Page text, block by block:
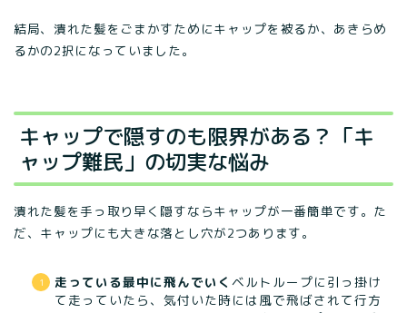
結局、潰れた髪をごまかすためにキャップを被るか、あきらめ
るかの2択になっていました。
キャップで隠すのも限界がある？「キ
ャップ難民」の切実な悩み
潰れた髪を手っ取り早く隠すならキャップが一番簡単です。た
だ、キャップにも大きな落とし穴が2つあります。
走っている最中に飛んでいく ベルトループに引っ掛け
て走っていたら、気付いた時には風で飛ばされて行方